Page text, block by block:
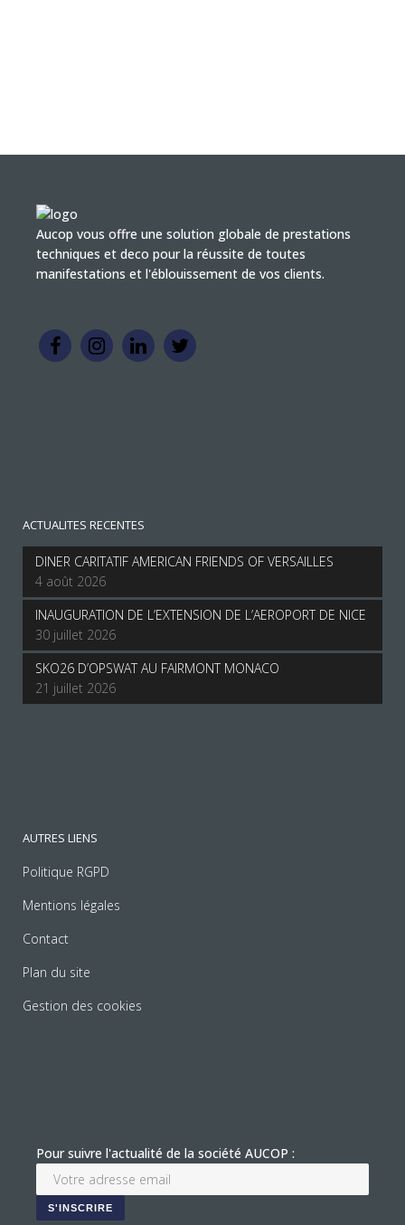
Aucop vous offre une solution globale de prestations
techniques et deco pour la réussite de toutes
manifestations et l'éblouissement de vos clients.
ACTUALITES RECENTES
DINER CARITATIF AMERICAN FRIENDS OF VERSAILLES
4 août 2026
INAUGURATION DE L’EXTENSION DE L’AEROPORT DE NICE
30 juillet 2026
SKO26 D’OPSWAT AU FAIRMONT MONACO
21 juillet 2026
AUTRES LIENS
Politique RGPD
Mentions légales
Contact
Plan du site
Gestion des cookies
Pour suivre l'actualité de la société AUCOP :